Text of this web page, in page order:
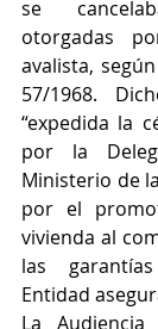
se
otorgadas
avalista,
57/1968.
“expedida la
por la
Ministerio de
por el
vivienda al
las
Entidad
La